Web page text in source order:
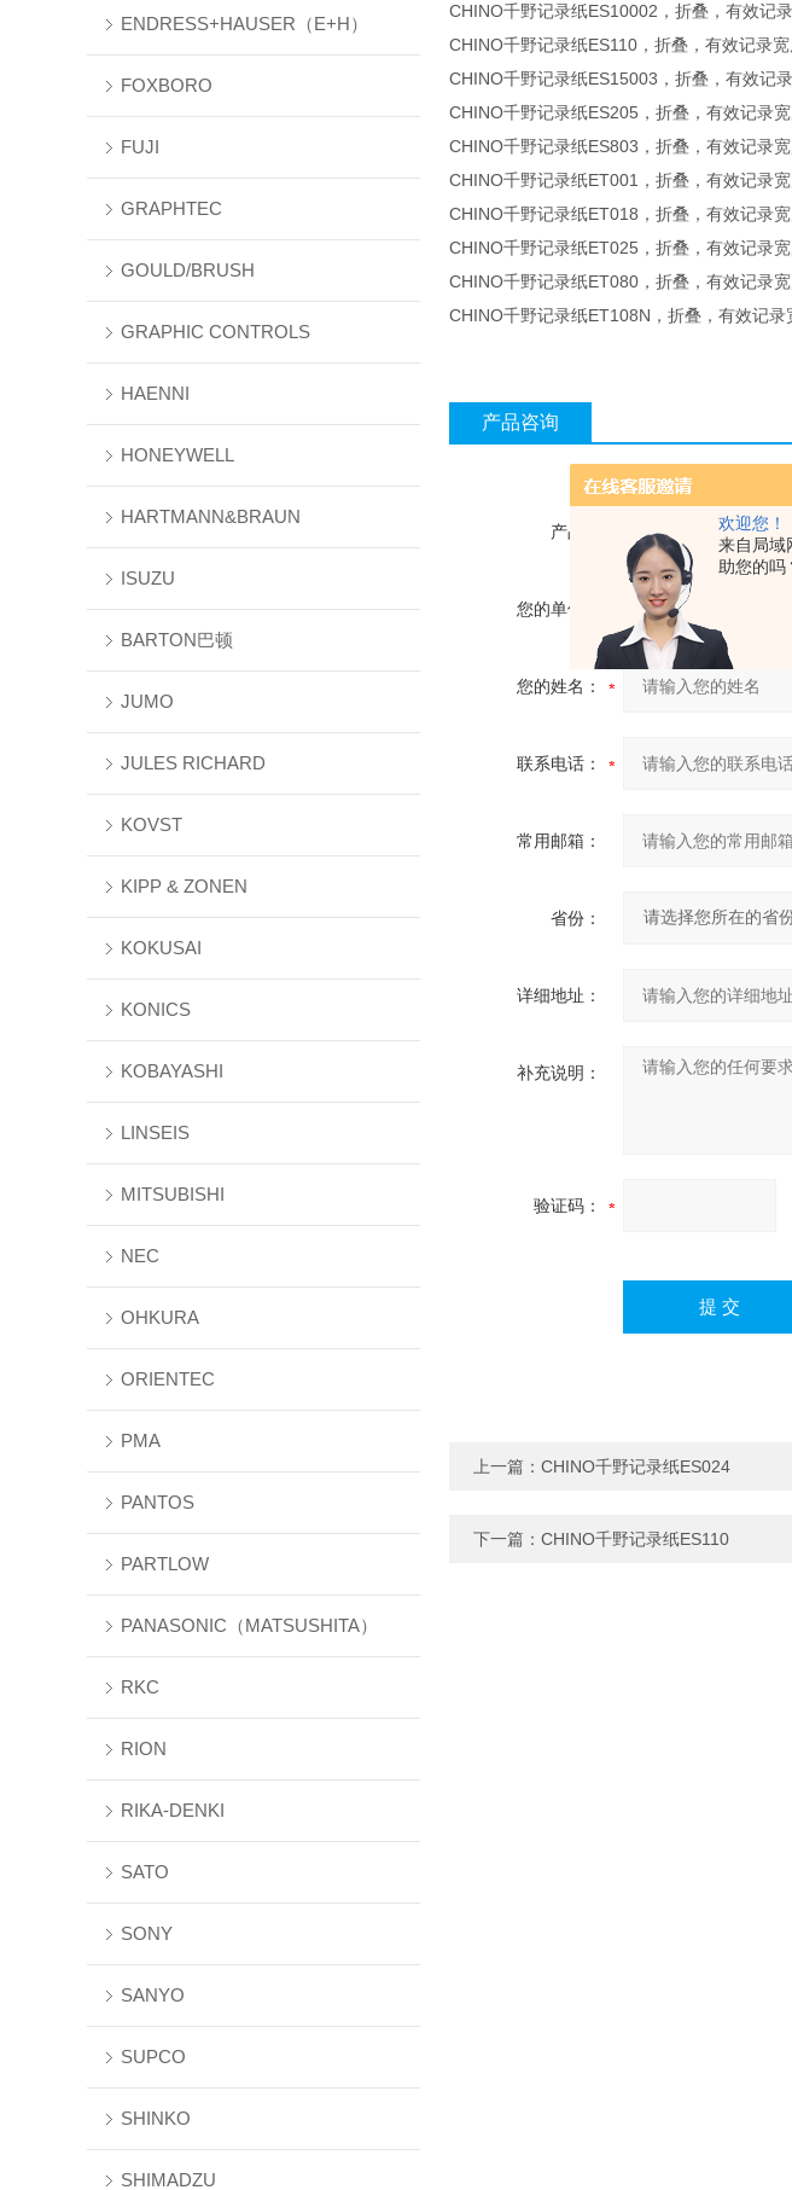
欢迎您！
来自局域
助您的吗
ENDRESS+HAUSER（E+H）
FOXBORO
FUJI
GRAPHTEC
GOULD/BRUSH
GRAPHIC CONTROLS
HAENNI
HONEYWELL
HARTMANN&BRAUN
ISUZU
BARTON巴顿
JUMO
JULES RICHARD
KOVST
KIPP & ZONEN
KOKUSAI
KONICS
KOBAYASHI
LINSEIS
MITSUBISHI
NEC
OHKURA
ORIENTEC
PMA
PANTOS
PARTLOW
PANASONIC（MATSUSHITA）
RKC
RION
RIKA-DENKI
SATO
SONY
SANYO
SUPCO
SHINKO
SHIMADZU
CHINO千野记录纸ES10002，折叠，有效记
CHINO千野记录纸ES110，折叠，有效记录
CHINO千野记录纸ES15003，折叠，有效记
CHINO千野记录纸ES205，折叠，有效记录
CHINO千野记录纸ES803，折叠，有效记录
CHINO千野记录纸ET001，折叠，有效记录
CHINO千野记录纸ET018，折叠，有效记录
CHINO千野记录纸ET025，折叠，有效记录
CHINO千野记录纸ET080，折叠，有效记录
CHINO千野记录纸ET108N，折叠，有效记录
产品咨询
产品：
您的单位：
您的姓名：
联系电话：
常用邮箱：
省份：
详细地址：
补充说明：
验证码：
上一篇： CHINO千野记录纸ES024
下一篇： CHINO千野记录纸ES110